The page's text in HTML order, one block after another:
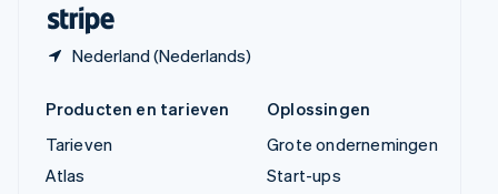
Nederland (Nederlands)
Producten en tarieven
Tarieven
Atlas
Oplossingen
Grote ondernemingen
Start-ups